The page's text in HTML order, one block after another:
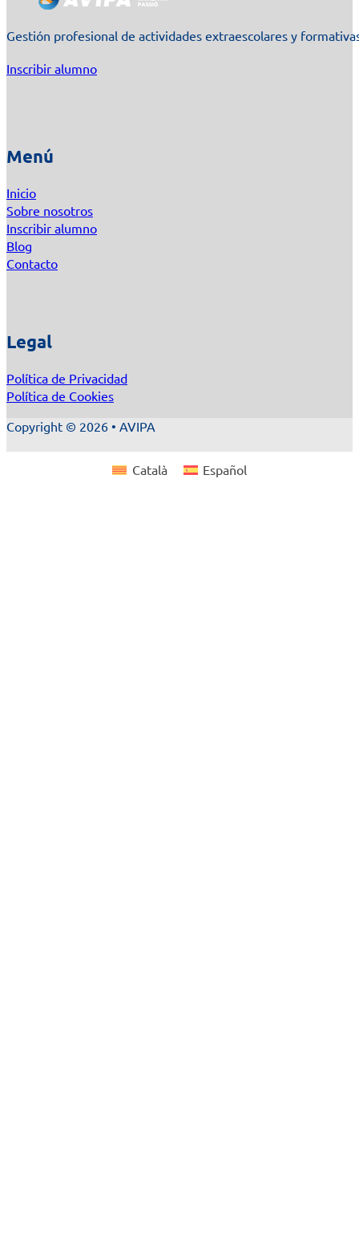
Gestión profesional de actividades extraescolares y
Inscribir alumno
Menú
Inicio
Sobre nosotros
Inscribir alumno
Blog
Contacto
Legal
Política de Privacidad
Política de Cookies
Copyright © 2026 • AVIPA
Català Español